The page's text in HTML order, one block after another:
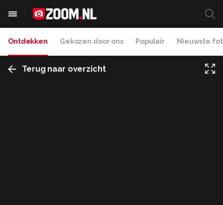
Ontdekken Gekozen door ons Populair Nieuwste
Terug naar overzicht